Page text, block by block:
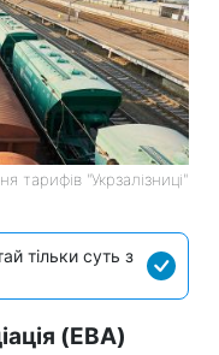
тарифів "Укрзалізниці"
тільки суть з
(EBA)